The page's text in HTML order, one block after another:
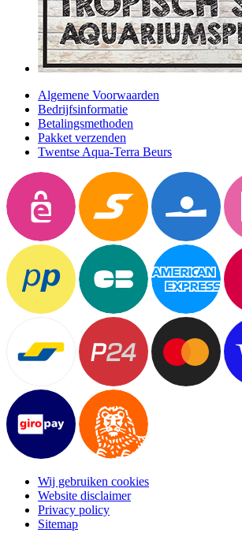
Algemene Voorwaarden
Bedrijfsinformatie
Betalingsmethoden
Pakket verzenden
Twentse Aqua-Terra Beurs
Wij gebruiken cookies
Website disclaimer
Privacy policy
Sitemap